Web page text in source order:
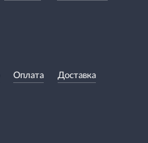
Оплата Доставка